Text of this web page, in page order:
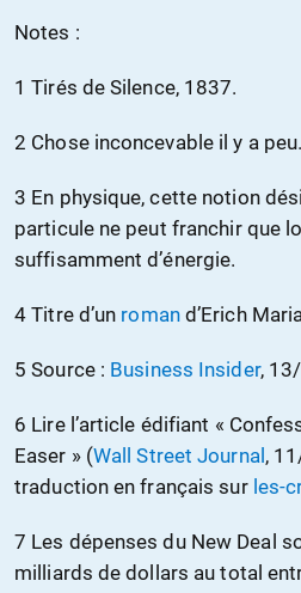
Notes :
1 Tirés de Silence, 1837.
2 Chose inconcevable il y a
3 En physique, cette notion
particule ne peut franchir que
suffisamment d’énergie.
4 Titre d’un romand’Erich
5 Source : Business Insider,
6 Lire l’article édifiant «
Easer » (Wall Street Journal ,
traduction en français sur les-
7 Les dépenses du New Deal
milliards de dollars au total